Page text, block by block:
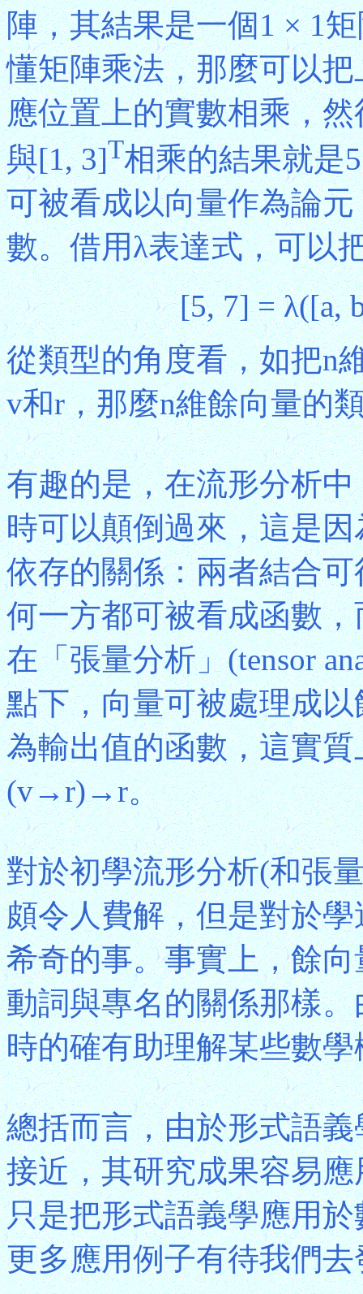
陣，其結果是一個1 × 1
懂矩陣乘法，那麼可以
應位置上的實數相乘，
與[1, 3]T相乘的結果就是
可被看成以向量作為論
數。借用λ表達式，可以
[5, 7] = λ([a,
從類型的角度看，如把n
v和r，那麼n維餘向量的
有趣的是，在流形分析
時可以顛倒過來，這是
依存的關係：兩者結合
何一方都可被看成函數
在「張量分析」(tensor
點下，向量可被處理成
為輸出值的函數，這實
(v→r)→r。
對於初學流形分析(和張
頗令人費解，但是對於
希奇的事。事實上，餘
動詞與專名的關係那樣
時的確有助理解某些數學
總括而言，由於形式語
接近，其研究成果容易
只是把形式語義學應用
更多應用例子有待我們去